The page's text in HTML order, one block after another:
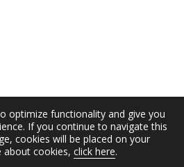
optimize functionality and give you
If you continue to navigate this
cookies will be placed on your
about cookies, click here.